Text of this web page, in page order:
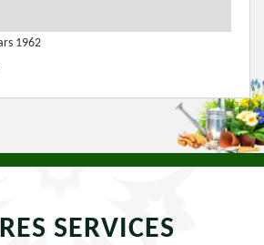
1962
SERVICES